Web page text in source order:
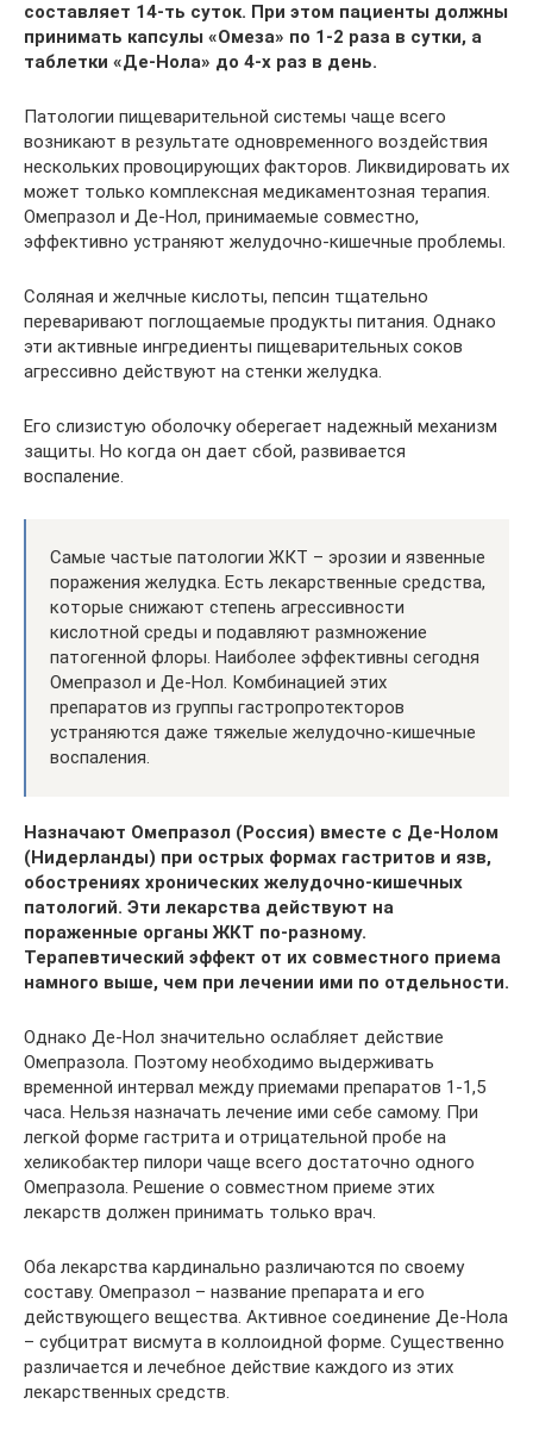
составляет 14-ть суток. При этом пациенты должны
принимать капсулы «Омеза» по 1-2 раза в сутки, а
таблетки «Де-Нола» до 4-х раз в день.
Патологии пищеварительной системы чаще всего
возникают в результате одновременного воздействия
нескольких провоцирующих факторов. Ликвидировать их
может только комплексная медикаментозная терапия.
Омепразол и Де-Нол, принимаемые совместно,
эффективно устраняют желудочно-кишечные проблемы.
Соляная и желчные кислоты, пепсин тщательно
переваривают поглощаемые продукты питания. Однако
эти активные ингредиенты пищеварительных соков
агрессивно действуют на стенки желудка.
Его слизистую оболочку оберегает надежный механизм
защиты. Но когда он дает сбой, развивается
воспаление.
Самые частые патологии ЖКТ – эрозии и язвенные
поражения желудка. Есть лекарственные средства,
которые снижают степень агрессивности
кислотной среды и подавляют размножение
патогенной флоры. Наиболее эффективны сегодня
Омепразол и Де-Нол. Комбинацией этих
препаратов из группы гастропротекторов
устраняются даже тяжелые желудочно-кишечные
воспаления.
Назначают Омепразол (Россия) вместе с Де-Нолом
(Нидерланды) при острых формах гастритов и язв,
обострениях хронических желудочно-кишечных
патологий. Эти лекарства действуют на
пораженные органы ЖКТ по-разному.
Терапевтический эффект от их совместного приема
намного выше, чем при лечении ими по отдельности.
Однако Де-Нол значительно ослабляет действие
Омепразола. Поэтому необходимо выдерживать
временной интервал между приемами препаратов 1-1,5
часа. Нельзя назначать лечение ими себе самому. При
легкой форме гастрита и отрицательной пробе на
хеликобактер пилори чаще всего достаточно одного
Омепразола. Решение о совместном приеме этих
лекарств должен принимать только врач.
Оба лекарства кардинально различаются по своему
составу. Омепразол – название препарата и его
действующего вещества. Активное соединение Де-Нола
– субцитрат висмута в коллоидной форме. Существенно
различается и лечебное действие каждого из этих
лекарственных средств.